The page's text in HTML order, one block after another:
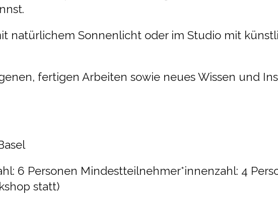
natürlichem Sonnenlicht oder im Studio mit
fertigen Arbeiten sowie neues Wissen und
6 Personen Mindestteilnehmer*innenzahl: 4
statt)